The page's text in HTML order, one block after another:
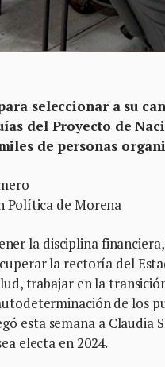
seleccionar a su
del Proyecto de
de personas
Política de Morena
la disciplina
la rectoría del
trabajar en la
de los
esta semana a Claudia
electa en 2024.